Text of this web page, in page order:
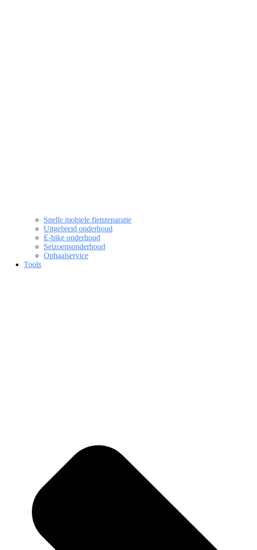
Snelle mobiele fietsreparatie
Uitgebreid onderhoud
E-bike onderhoud
Seizoensonderhoud
Ophaalservice
Tools